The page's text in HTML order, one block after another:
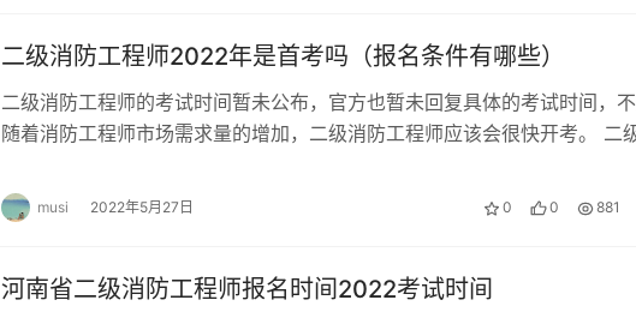
二级消防工程师2022年是首考吗（报名条件有哪些）
二级消防工程师的考试时间暂未公布，官方也暂未回复具体的考试时间，
随着消防工程师市场需求量的增加，二级消防工程师应该会很快开考。 二
musi 2022年5月27日 0 0 881
河南省二级消防工程师报名时间2022考试时间